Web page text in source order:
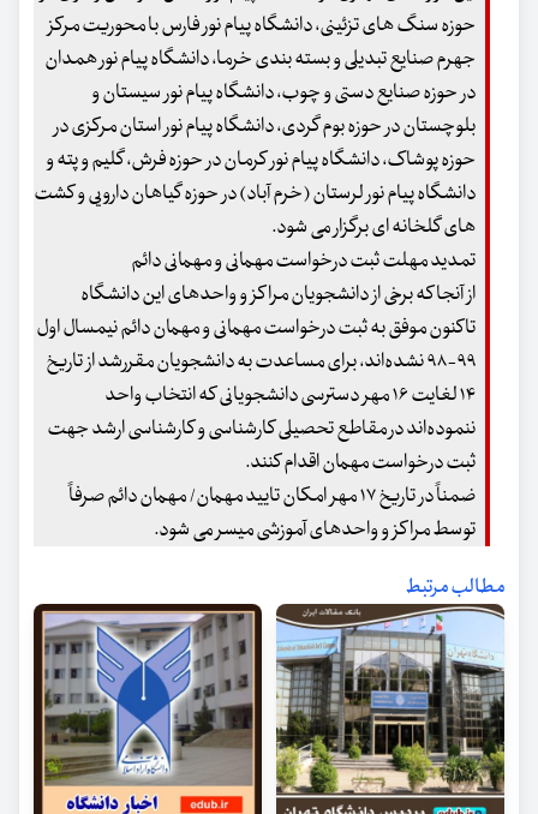
حوزه سنگ های تزئینی، دانشگاه پیام نور فارس با محوریت مرکز
جهرم صنایع تبدیلی و بسته بندی خرما، دانشگاه پیام نور همدان
در حوزه صنایع دستی و چوب، دانشگاه پیام نور سیستان و
بلوچستان در حوزه بوم گردی، دانشگاه پیام نور استان مرکزی در
حوزه پوشاک، دانشگاه پیام نور کرمان در حوزه فرش، گلیم و پته و
دانشگاه پیام نور لرستان (خرم آباد) در حوزه گیاهان دارویی و کشت
های گلخانه ای برگزار می شود.
تمدید مهلت ثبت درخواست مهمانی و مهمانی دائم
از آنجا که برخی از دانشجویان مراکز و واحدهای این دانشگاه
تاکنون موفق به ثبت درخواست مهمانی و مهمان دائم نیمسال اول
۹۹-۹۸ نشده‌اند، برای مساعدت به دانشجویان مقررشد از تاریخ
۱۴ لغایت ۱۶ مهر دسترسی دانشجویانی که انتخاب واحد
ننموده‌اند در مقاطع تحصیلی کارشناسی و کارشناسی ارشد جهت
ثبت درخواست مهمان اقدام کنند.
ضمناً در تاریخ ۱۷ مهر امکان تایید مهمان/ مهمان دائم صرفاً
توسط مراکز و واحدهای آموزشی میسر می شود.
مطالب مرتبط